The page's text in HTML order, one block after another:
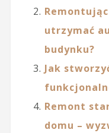
utrzymać
budynku?
Jak
Remont
domu –